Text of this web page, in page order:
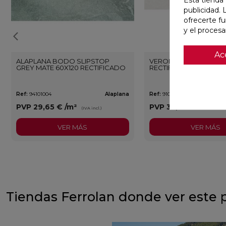
ALAPLANA BODO SLIPSTOP
GREY MATE 60X120 RECTIFICADO
Ref: 94101004 Alaplana
PVP 29,65 € /m² (IVA incl.)
VER MÁS
VERONA WHITE MATE
RECTIFICADO
Ref: 91080375
PVP 35,36 €
VER MÁS
Tiendas Ferrolan donde ver este
publicidad.
ofrecerte
y el